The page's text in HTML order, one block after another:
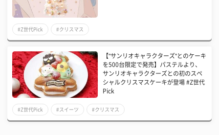
#Z世代Pick #クリスマス
【"サンリオキャラクターズ"とのケーキ
を500台限定で発売】パステルより、
サンリオキャラクターズとの初のスペ
シャルクリスマスケーキが登場 #Z世代
Pick
#Z世代Pick #スイーツ #クリスマス